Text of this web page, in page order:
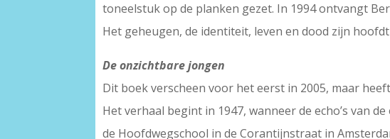
toneelstuk op de planken gezet. In 1994 ontvangt
Het geheugen, de identiteit, leven en dood zijn
De onzichtbare jongen
Dit boek verscheen voor het eerst in 2005, maar
Het verhaal begint in 1947, wanneer de echo’s van
de Hoofdwegschool in de Corantijnstraat in